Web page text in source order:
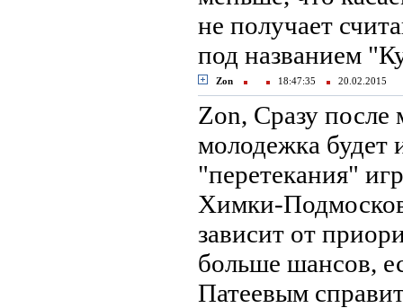
не получает
под названием
Zon 18:47:35 20.02.2015
Zon, Сразу после
молодежка будет
"перетекания"
Химки-
зависит от
больше шансов,
Патеевым